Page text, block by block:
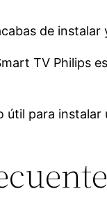
de
TV Philips
útil para